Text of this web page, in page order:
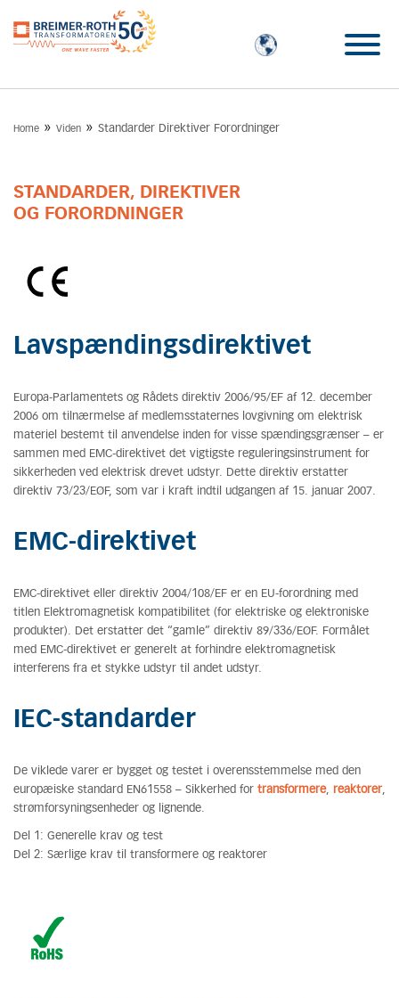
Home » Viden » Standarder Direktiver Forordninger
STANDARDER, DIREKTIVER
OG FORORDNINGER
Lavspændingsdirektivet
Europa-Parlamentets og Rådets direktiv 2006/95/EF af 12. december
2006 om tilnærmelse af medlemsstaternes lovgivning om elektrisk
materiel bestemt til anvendelse inden for visse spændingsgrænser – er
sammen med EMC-direktivet det vigtigste reguleringsinstrument for
sikkerheden ved elektrisk drevet udstyr. Dette direktiv erstatter
direktiv 73/23/EØF, som var i kraft indtil udgangen af 15. januar 2007.
EMC-direktivet
EMC-direktivet eller direktiv 2004/108/EF er en EU-forordning med
titlen Elektromagnetisk kompatibilitet (for elektriske og elektroniske
produkter). Det erstatter det “gamle” direktiv 89/336/EØF. Formålet
med EMC-direktivet er generelt at forhindre elektromagnetisk
interferens fra et stykke udstyr til andet udstyr.
IEC-standarder
De viklede varer er bygget og testet i overensstemmelse med den
europæiske standard EN61558 – Sikkerhed for transformere, reaktorer,
strømforsyningsenheder og lignende.
Del 1: Generelle krav og test
Del 2: Særlige krav til transformere og reaktorer